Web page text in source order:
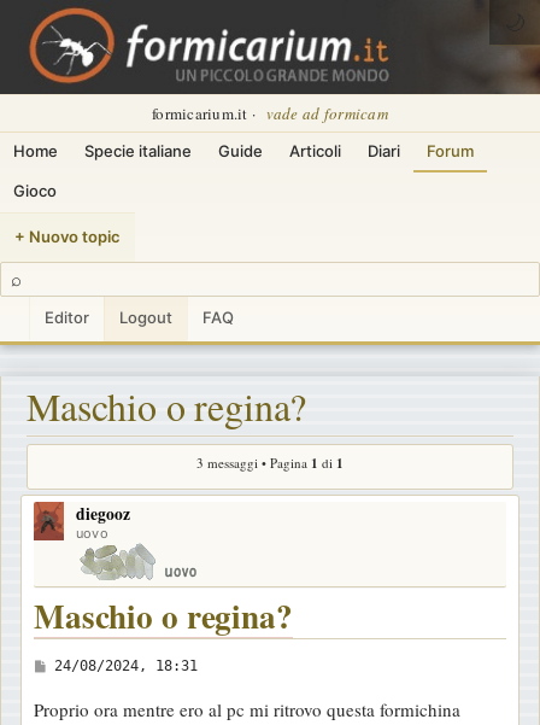
formicarium.it · vade ad formicam
Home Specie italiane Guide Articoli Diari Forum
Gioco
+ Nuovo topic
⌕
Editor Logout FAQ
🌙
Maschio o regina?
3 messaggi • Pagina 1 di 1
diegooz
uovo
Maschio o regina?
M
24/08/2024, 18:31
Proprio ora mentre ero al pc mi ritrovo questa formichina